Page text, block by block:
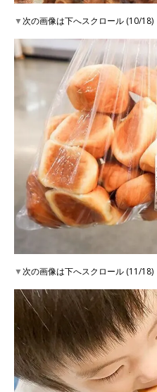
▼次の画像は下へスクロール (10/18)
▼次の画像は下へスクロール (11/18)